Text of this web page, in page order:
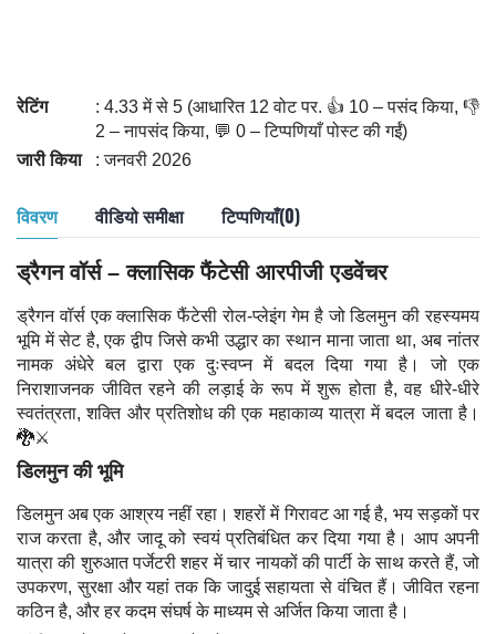
रेटिंग
: 4.33 में से 5 (आधारित 12 वोट पर. 👍 10 – पसंद किया, 👎
2 – नापसंद किया, 💬 0 – टिप्पणियाँ पोस्ट की गईं)
जारी किया
: जनवरी 2026
विवरण वीडियो समीक्षा टिप्पणियाँ(0)
ड्रैगन वॉर्स – क्लासिक फैंटेसी आरपीजी एडवेंचर
ड्रैगन वॉर्स एक क्लासिक फैंटेसी रोल-प्लेइंग गेम है जो डिलमुन की रहस्यमय
भूमि में सेट है, एक द्वीप जिसे कभी उद्धार का स्थान माना जाता था, अब नांतर
नामक अंधेरे बल द्वारा एक दुःस्वप्न में बदल दिया गया है। जो एक
निराशाजनक जीवित रहने की लड़ाई के रूप में शुरू होता है, वह धीरे-धीरे
स्वतंत्रता, शक्ति और प्रतिशोध की एक महाकाव्य यात्रा में बदल जाता है।
🐉⚔️
डिलमुन की भूमि
डिलमुन अब एक आश्रय नहीं रहा। शहरों में गिरावट आ गई है, भय सड़कों पर
राज करता है, और जादू को स्वयं प्रतिबंधित कर दिया गया है। आप अपनी
यात्रा की शुरुआत पर्जेटरी शहर में चार नायकों की पार्टी के साथ करते हैं, जो
उपकरण, सुरक्षा और यहां तक कि जादुई सहायता से वंचित हैं। जीवित रहना
कठिन है, और हर कदम संघर्ष के माध्यम से अर्जित किया जाता है।